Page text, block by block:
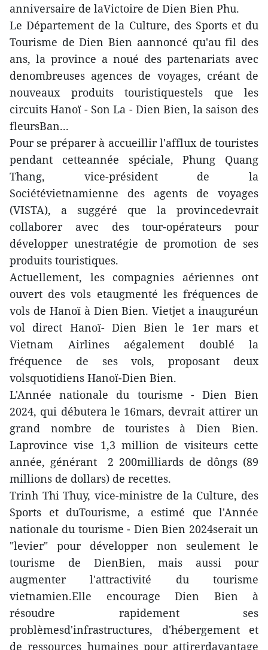
anniversaire de laVictoire de Dien Bien Phu.
Le Département de la Culture, des Sports et du
Tourisme de Dien Bien aannoncé qu'au fil des
ans, la province a noué des partenariats avec
denombreuses agences de voyages, créant de
nouveaux produits touristiquestels que les
circuits Hanoï - Son La - Dien Bien, la saison des
fleursBan...
Pour se préparer à accueillir l'afflux de touristes
pendant cetteannée spéciale, Phung Quang
Thang, vice-président de la
Sociétévietnamienne des agents de voyages
(VISTA), a suggéré que la provincedevrait
collaborer avec des tour-opérateurs pour
développer unestratégie de promotion de ses
produits touristiques.
Actuellement, les compagnies aériennes ont
ouvert des vols etaugmenté les fréquences de
vols de Hanoï à Dien Bien. Vietjet a inauguréun
vol direct Hanoï- Dien Bien le 1er mars et
Vietnam Airlines aégalement doublé la
fréquence de ses vols, proposant deux
volsquotidiens Hanoï-Dien Bien.
L'Année nationale du tourisme - Dien Bien
2024, qui débutera le 16mars, devrait attirer un
grand nombre de touristes à Dien Bien.
Laprovince vise 1,3 million de visiteurs cette
année, générant 2 200milliards de dôngs (89
millions de dollars) de recettes.
Trinh Thi Thuy, vice-ministre de la Culture, des
Sports et duTourisme, a estimé que l'Année
nationale du tourisme - Dien Bien 2024serait un
"levier" pour développer non seulement le
tourisme de DienBien, mais aussi pour
augmenter l'attractivité du tourisme
vietnamien.Elle encourage Dien Bien à
résoudre rapidement ses
problèmesd'infrastructures, d'hébergement et
de ressources humaines pour attirerdavantage